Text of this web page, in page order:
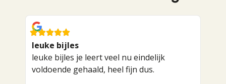
leuke bijles
leuke bijles je leert veel nu eindelijk
voldoende gehaald, heel fijn dus.